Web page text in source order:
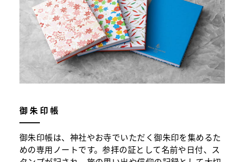
御朱印帳
御朱印帳は、神社やお寺でいただく御朱印を集めるた
めの専用ノートです。参拝の証として名前や日付、ス